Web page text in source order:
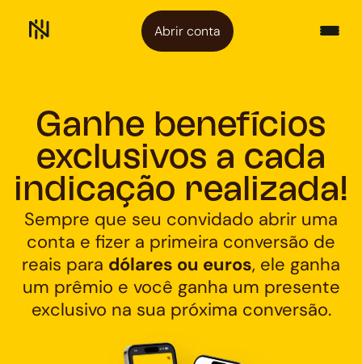
Abrir conta
Ganhe benefícios
exclusivos a cada
indicação realizada!
Sempre que seu convidado abrir uma
conta e fizer a primeira conversão de
reais para dólares ou euros, ele ganha
um prêmio e você ganha um presente
exclusivo na sua próxima conversão.